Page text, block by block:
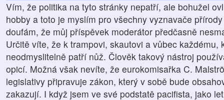
Vím, že politika na tyto stránky nepatří, ale bohužel
hobby a toto je myslím pro všechny vyznavače
doufám, že můj příspěvek moderátor předčasně
Určitě víte, že k trampovi, skautovi a vůbec každému,
neodmyslitelně patří nůž. Člověk takový nástroj
opicí. Možná však nevíte, že eurokomisařka C.
legislativy připravuje zákon, který v sobě bude
zakazují. I když jsem ve své podstatě pacifista, jako